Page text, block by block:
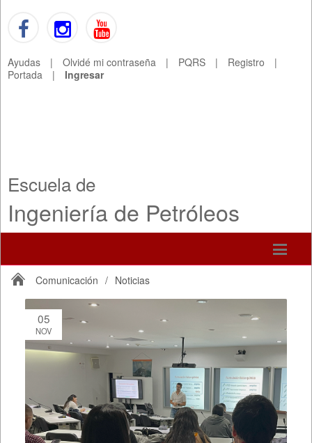
Ayudas | Olvidé mi contraseña | PQRS | Registro
|
Portada
| Ingresar
Escuela de
Ingeniería de Petróleos
Comunicación / Noticias